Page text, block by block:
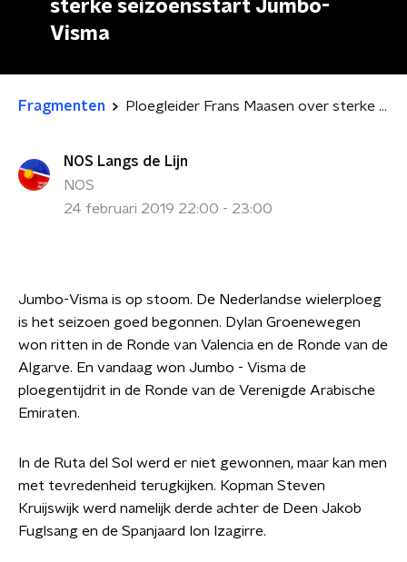
sterke seizoensstart Jumbo-
Visma
Fragmenten Ploegleider Frans Maasen over sterke seizoensstart Jumbo-Visma
NOS Langs de Lijn
NOS
24 februari 2019 22:00 - 23:00
Jumbo-Visma is op stoom. De Nederlandse wielerploeg
is het seizoen goed begonnen. Dylan Groenewegen
won ritten in de Ronde van Valencia en de Ronde van de
Algarve. En vandaag won Jumbo - Visma de
ploegentijdrit in de Ronde van de Verenigde Arabische
Emiraten.
In de Ruta del Sol werd er niet gewonnen, maar kan men
met tevredenheid terugkijken. Kopman Steven
Kruijswijk werd namelijk derde achter de Deen Jakob
Fuglsang en de Spanjaard Ion Izagirre.